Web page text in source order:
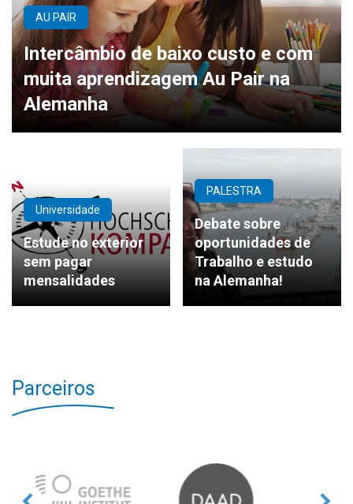
AU PAIR
Intercâmbio de baixo custo e com
muita aprendizagem Au Pair na
Alemanha
Universidade
Estude no exterior
sem pagar
mensalidades
PALESTRA
Debate sobre
oportunidades de
Trabalho e estudo
na Alemanha!
Parceiros